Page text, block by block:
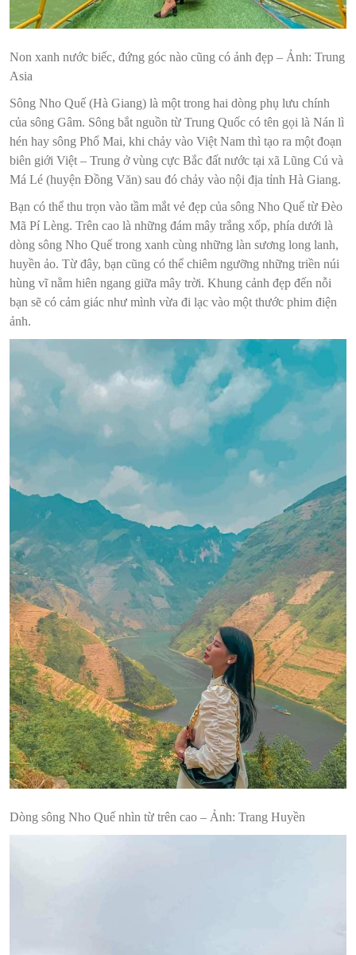
Non xanh nước biếc, đứng góc nào cũng có ảnh đẹp – Ảnh: Trung
Asia
Sông Nho Quế (Hà Giang) là một trong hai dòng phụ lưu chính
của sông Gâm. Sông bắt nguồn từ Trung Quốc có tên gọi là Nán lì
hén hay sông Phổ Mai, khi chảy vào Việt Nam thì tạo ra một đoạn
biên giới Việt – Trung ở vùng cực Bắc đất nước tại xã Lũng Cú và
Má Lé (huyện Đồng Văn) sau đó chảy vào nội địa tỉnh Hà Giang.
Bạn có thể thu trọn vào tầm mắt vẻ đẹp của sông Nho Quế từ Đèo
Mã Pí Lèng. Trên cao là những đám mây trắng xốp, phía dưới là
dòng sông Nho Quế trong xanh cùng những làn sương long lanh,
huyền ảo. Từ đây, bạn cũng có thể chiêm ngưỡng những triền núi
hùng vĩ nằm hiên ngang giữa mây trời. Khung cảnh đẹp đến nỗi
bạn sẽ có cảm giác như mình vừa đi lạc vào một thước phim điện
ảnh.
Dòng sông Nho Quế nhìn từ trên cao – Ảnh: Trang Huyền